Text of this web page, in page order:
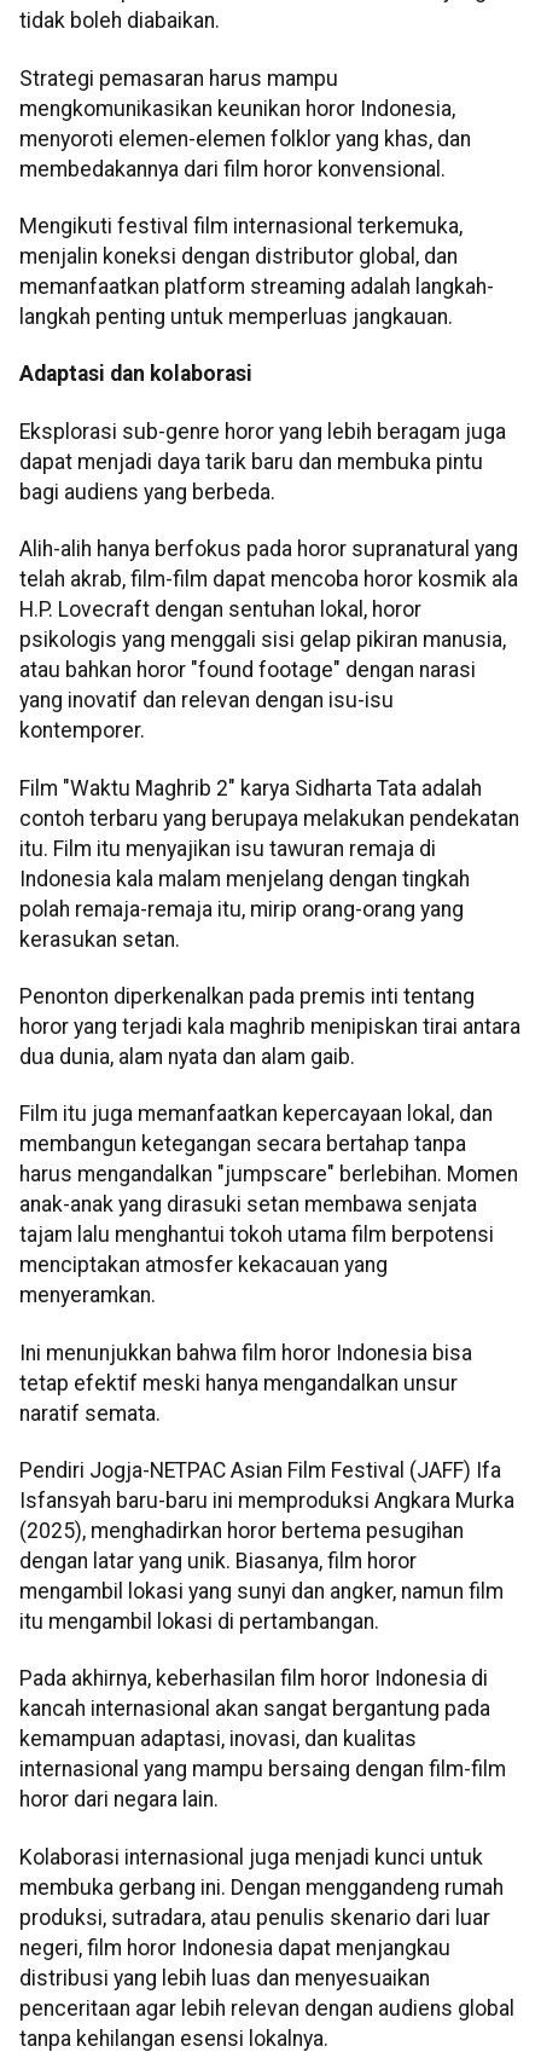
tidak boleh diabaikan.
Strategi pemasaran harus mampu
mengkomunikasikan keunikan horor Indonesia,
menyoroti elemen-elemen folklor yang khas, dan
membedakannya dari film horor konvensional.
Mengikuti festival film internasional terkemuka,
menjalin koneksi dengan distributor global, dan
memanfaatkan platform streaming adalah langkah-
langkah penting untuk memperluas jangkauan.
Adaptasi dan kolaborasi
Eksplorasi sub-genre horor yang lebih beragam juga
dapat menjadi daya tarik baru dan membuka pintu
bagi audiens yang berbeda.
Alih-alih hanya berfokus pada horor supranatural yang
telah akrab, film-film dapat mencoba horor kosmik ala
H.P. Lovecraft dengan sentuhan lokal, horor
psikologis yang menggali sisi gelap pikiran manusia,
atau bahkan horor "found footage" dengan narasi
yang inovatif dan relevan dengan isu-isu
kontemporer.
Film "Waktu Maghrib 2" karya Sidharta Tata adalah
contoh terbaru yang berupaya melakukan pendekatan
itu. Film itu menyajikan isu tawuran remaja di
Indonesia kala malam menjelang dengan tingkah
polah remaja-remaja itu, mirip orang-orang yang
kerasukan setan.
Penonton diperkenalkan pada premis inti tentang
horor yang terjadi kala maghrib menipiskan tirai antara
dua dunia, alam nyata dan alam gaib.
Film itu juga memanfaatkan kepercayaan lokal, dan
membangun ketegangan secara bertahap tanpa
harus mengandalkan "jumpscare" berlebihan. Momen
anak-anak yang dirasuki setan membawa senjata
tajam lalu menghantui tokoh utama film berpotensi
menciptakan atmosfer kekacauan yang
menyeramkan.
Ini menunjukkan bahwa film horor Indonesia bisa
tetap efektif meski hanya mengandalkan unsur
naratif semata.
Pendiri Jogja-NETPAC Asian Film Festival (JAFF) Ifa
Isfansyah baru-baru ini memproduksi Angkara Murka
(2025), menghadirkan horor bertema pesugihan
dengan latar yang unik. Biasanya, film horor
mengambil lokasi yang sunyi dan angker, namun film
itu mengambil lokasi di pertambangan.
Pada akhirnya, keberhasilan film horor Indonesia di
kancah internasional akan sangat bergantung pada
kemampuan adaptasi, inovasi, dan kualitas
internasional yang mampu bersaing dengan film-film
horor dari negara lain.
Kolaborasi internasional juga menjadi kunci untuk
membuka gerbang ini. Dengan menggandeng rumah
produksi, sutradara, atau penulis skenario dari luar
negeri, film horor Indonesia dapat menjangkau
distribusi yang lebih luas dan menyesuaikan
penceritaan agar lebih relevan dengan audiens global
tanpa kehilangan esensi lokalnya.